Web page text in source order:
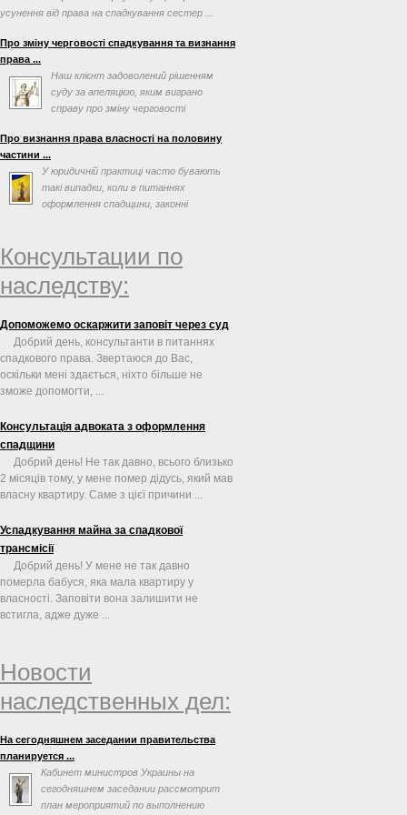
усунення від права на спадкування сестер ...
Про зміну черговості спадкування та визнання
права ...
Наш клієнт задоволений рішенням
суду за апеляцією, яким виграно
справу про зміну черговості
Про визнання права власності на половину
частини ...
У юридичній практиці часто бувають
такі випадки, коли в питаннях
оформлення спадщини, законні
Консультации по
наследству:
Допоможемо оскаржити заповіт через суд
Добрий день, консультанти в питаннях
спадкового права. Звертаюся до Вас,
оскільки мені здається, ніхто більше не
зможе допомогти, ...
Консультація адвоката з оформлення
спадщини
Добрий день! Не так давно, всього близько
2 місяців тому, у мене помер дідусь, який мав
власну квартиру. Саме з цієї причини ...
Успадкування майна за спадкової
трансмісії
Добрий день! У мене не так давно
померла бабуся, яка мала квартиру у
власності. Заповіти вона залишити не
встигла, адже дуже ...
Новости
наследственных дел:
На сегодняшнем заседании правительства
планируется ...
Кабинет министров Украины на
сегодняшнем заседании рассмотрит
план мероприятий по выполнению